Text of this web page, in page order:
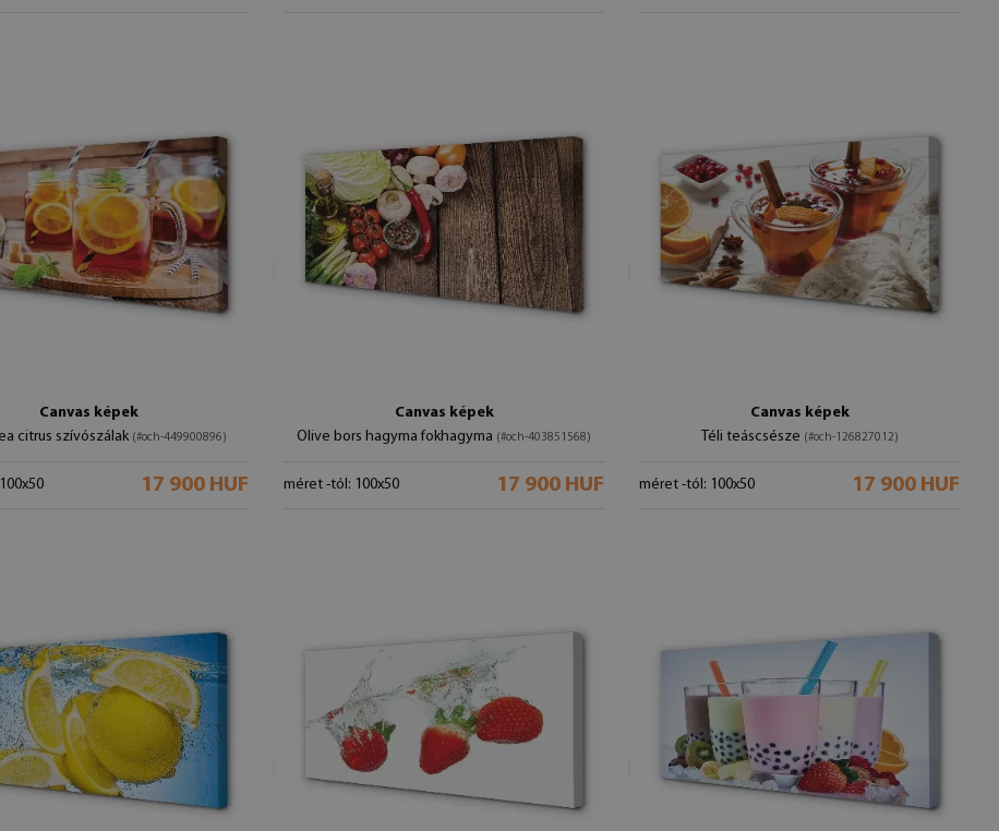
Canvas képek
citrus szívószálak (#och-449900896)
17 900 HUF
Canvas képek
Olive bors hagyma fokhagyma (#och-403851568)
méret -tól: 100x50 17 900 HUF
Canvas képek
Téli teáscsésze (#och-126827012)
méret -tól: 100x50 17 900 HUF